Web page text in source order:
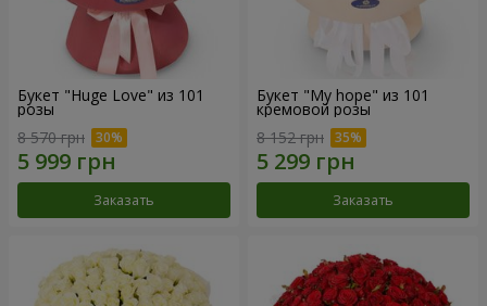
Букет "Huge Love" из 101
розы
8 570 грн
Заказать
Букет "My hope" из 101
кремовой розы
8 152 грн
Заказать